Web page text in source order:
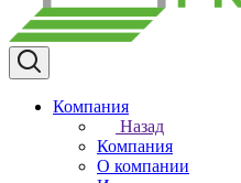
Компания
Назад
Компания
О компании